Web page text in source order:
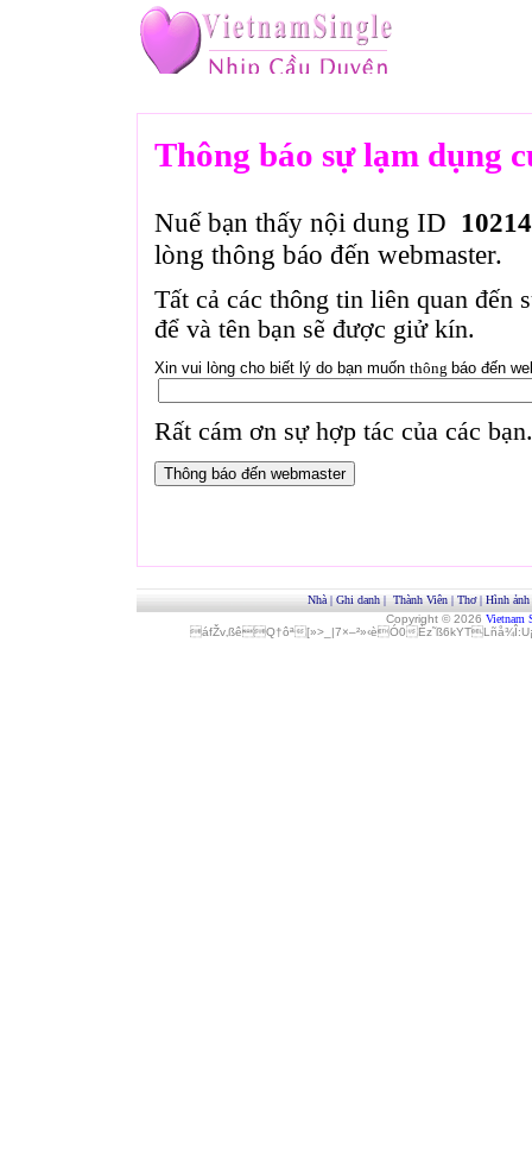
Thông báo sự lạm dụng
Nuế bạn thấy nội dung ID
lòng thông báo đến webmaster.
Tất cả các thông tin liên quan đến
để và tên bạn sẽ được giử kín.
Xin vui lòng cho biết lý do bạn muốn thông báo đến
Rất cám ơn sự hợp tác của các bạn.
Nhà | Ghi danh | Thành Viên | Thơ| Hình ảnh
Copyright © 2026 Vietnam
áfŽv‚ßêQ†ôª[»>_|7×–²»‹èÓ0